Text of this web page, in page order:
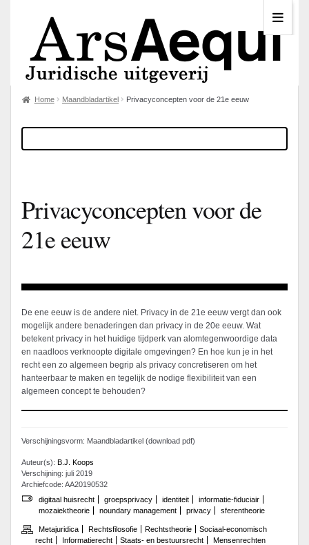
Home Maandbladartikel Privacyconcepten voor de 21e eeuw
Privacyconcepten voor de
21e eeuw
De ene eeuw is de andere niet. Privacy in de 21e eeuw vergt dan ook
mogelijk andere benaderingen dan privacy in de 20e eeuw. Wat
betekent privacy in het huidige tijdperk van alomtegenwoordige data
en naadloos verknoopte digitale omgevingen? En hoe kun je in het
recht een zo algemeen begrip als privacy concretiseren om het
hanteerbaar te maken en tegelijk de nodige flexibiliteit van een
algemeen concept te behouden?
Verschijningsvorm: Maandbladartikel (download pdf)
Auteur(s): B.J. Koops
Verschijning: juli 2019
Archiefcode: AA20190532
digitaal huisrecht
groepsprivacy identiteit
informatie-fiduciair
mozaiektheorie
noundary management privacy sferentheorie
Metajuridica Rechtsfilosofie Rechtstheorie
Sociaal-economisch
recht
Informatierecht Staats- en bestuursrecht Mensenrechten